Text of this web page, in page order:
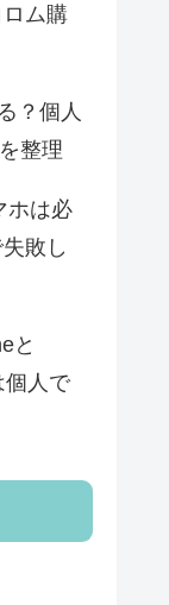
ム購
？個人
整理
ホは必
敗し
と
個人で